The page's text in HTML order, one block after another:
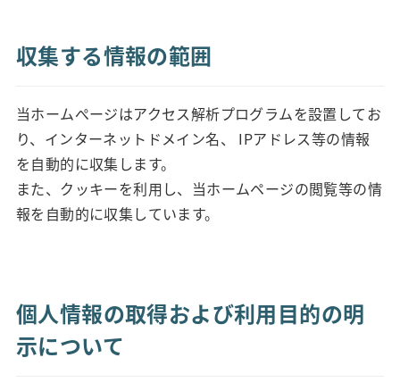
収集する情報の範囲
当ホームぺージはアクセス解析プログラムを設置してお
り、インターネットドメイン名、 IPアドレス等の情報
を自動的に収集します。
また、クッキーを利用し、当ホームページの閲覧等の情
報を自動的に収集しています。
個人情報の取得および利用目的の明
示について